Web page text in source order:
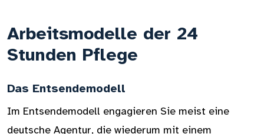
Arbeitsmodelle der 24
Stunden Pflege
Das Entsendemodell
Im Entsendemodell engagieren Sie meist eine
deutsche Agentur, die wiederum mit einem